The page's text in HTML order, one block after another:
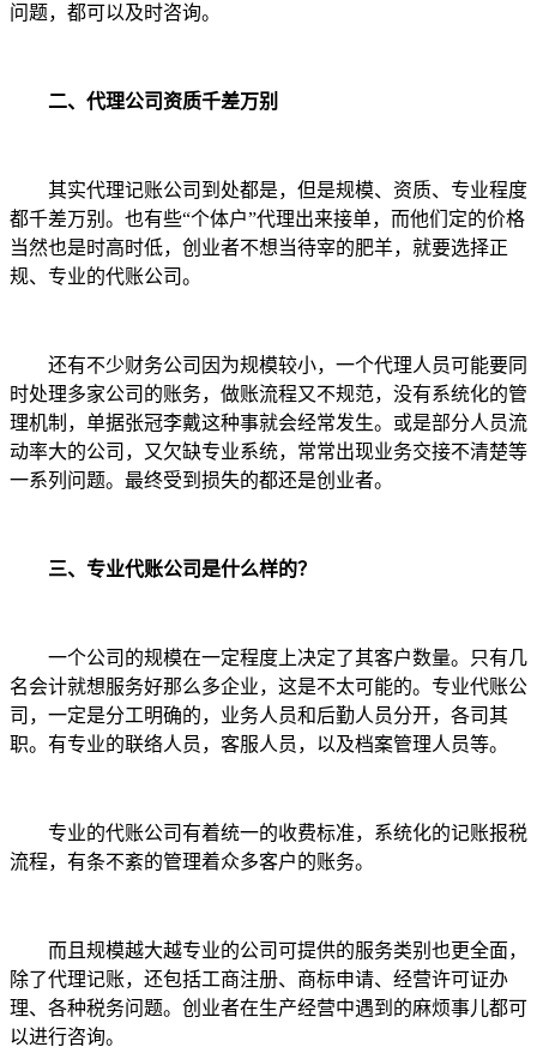
问题，都可以及时咨询。
二、代理公司资质千差万别
其实代理记账公司到处都是，但是规模、资质、专业程度
都千差万别。也有些“个体户”代理出来接单，而他们定的价格
当然也是时高时低，创业者不想当待宰的肥羊，就要选择正
规、专业的代账公司。
还有不少财务公司因为规模较小，一个代理人员可能要同
时处理多家公司的账务，做账流程又不规范，没有系统化的管
理机制，单据张冠李戴这种事就会经常发生。或是部分人员流
动率大的公司，又欠缺专业系统，常常出现业务交接不清楚等
一系列问题。最终受到损失的都还是创业者。
三、专业代账公司是什么样的？
一个公司的规模在一定程度上决定了其客户数量。只有几
名会计就想服务好那么多企业，这是不太可能的。专业代账公
司，一定是分工明确的，业务人员和后勤人员分开，各司其
职。有专业的联络人员，客服人员，以及档案管理人员等。
专业的代账公司有着统一的收费标准，系统化的记账报税
流程，有条不紊的管理着众多客户的账务。
而且规模越大越专业的公司可提供的服务类别也更全面，
除了代理记账，还包括工商注册、商标申请、经营许可证办
理、各种税务问题。创业者在生产经营中遇到的麻烦事儿都可
以进行咨询。